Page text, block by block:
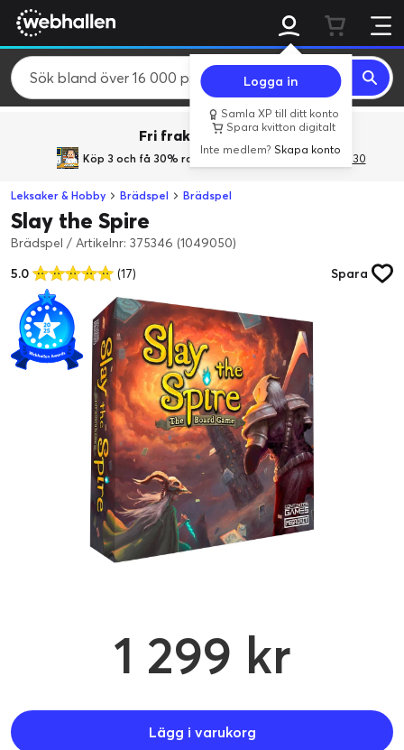
Logga in
Samla XP till ditt konto
Spara kvitton digitalt
Inte medlem?Skapa konto
Fri frakt över 800 kr.
Köp 3 och få 30% rabatt med rabattkoden 3Gives30
Leksaker & Hobby Brädspel Brädspel
Slay the Spire
Brädspel / Artikelnr: 375346 (1049050)
5.0
(17) Spara
1 299 kr
Lägg i varukorg